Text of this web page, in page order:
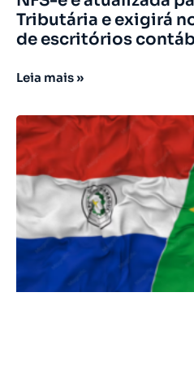
Tributária e exigirá
de escritórios
Leia mais »